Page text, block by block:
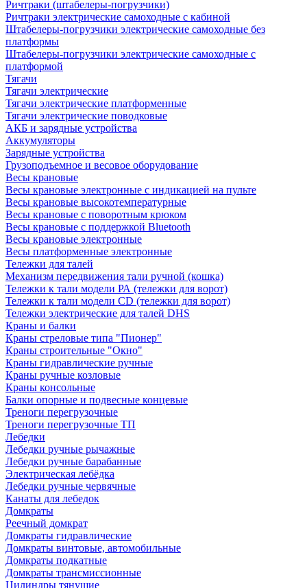
Ричтраки (штабелеры-погрузчики)
Ричтраки электрические самоходные с кабиной
Штабелеры-погрузчики электрические самоходные без
платформы
Штабелеры-погрузчики электрические самоходные с
платформой
Тягачи
Тягачи электрические
Тягачи электрические платформенные
Тягачи электрические поводковые
АКБ и зарядные устройства
Аккумуляторы
Зарядные устройства
Грузоподъемное и весовое оборудование
Весы крановые
Весы крановые электронные с индикацией на пульте
Весы крановые высокотемпературные
Весы крановые с поворотным крюком
Весы крановые с поддержкой Bluetooth
Весы крановые электронные
Весы платформенные электронные
Тележки для талей
Механизм передвижения тали ручной (кошка)
Тележки к тали модели РА (тележки для ворот)
Тележки к тали модели CD (тележки для ворот)
Тележки электрические для талей DHS
Краны и балки
Краны стреловые типа "Пионер"
Краны строительные "Окно"
Краны гидравлические ручные
Краны ручные козловые
Краны консольные
Балки опорные и подвесные концевые
Треноги перегрузочные
Треноги перегрузочные ТП
Лебедки
Лебедки ручные рычажные
Лебедки ручные барабанные
Электрическая лебёдка
Лебедки ручные червячные
Канаты для лебедок
Домкраты
Реечный домкрат
Домкраты гидравлические
Домкраты винтовые, автомобильные
Домкраты подкатные
Домкраты трансмиссионные
Цилиндры тянущие